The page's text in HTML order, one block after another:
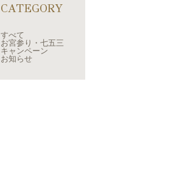
CATEGORY
すべて
お宮参り・七五三
キャンペーン
お知らせ